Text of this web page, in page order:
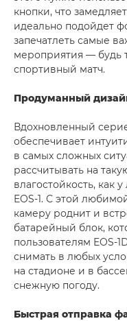
кнопки, что
идеально подойдет
запечатлеть самые
мероприятия — будь
спортивный матч.
Продуманный
Вдохновленный
обеспечивает
в самых сложных
рассчитывать на
влагостойкость, как
EOS-1. С этой
камеру роднит и
батарейный блок,
пользователям EOS-
снимать в любых
на стадионе и в
снежную погоду.
Быстрая отправка